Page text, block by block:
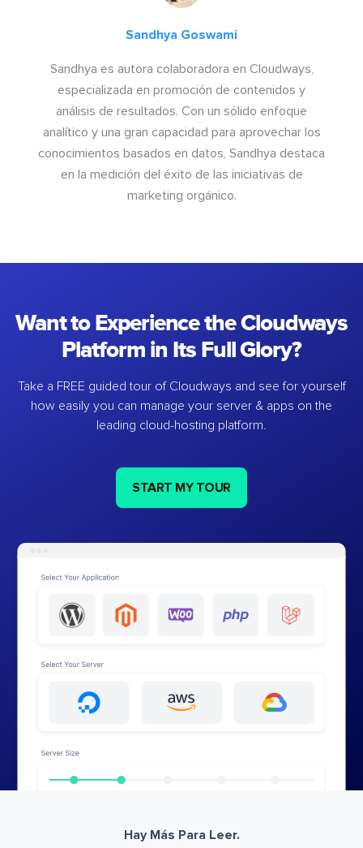
Sandhya Goswami
Sandhya es autora colaboradora en Cloudways,
especializada en promoción de contenidos y
análisis de resultados. Con un sólido enfoque
analítico y una gran capacidad para aprovechar los
conocimientos basados en datos, Sandhya destaca
en la medición del éxito de las iniciativas de
marketing orgánico.
Want to Experience the Cloudways
Platform in Its Full Glory?
Take a FREE guided tour of Cloudways and see for yourself
how easily you can manage your server & apps on the
leading cloud-hosting platform.
START MY TOUR
Hay Más Para Leer.